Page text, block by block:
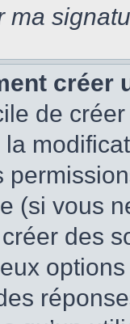
ma
créer
de
(si vous
des